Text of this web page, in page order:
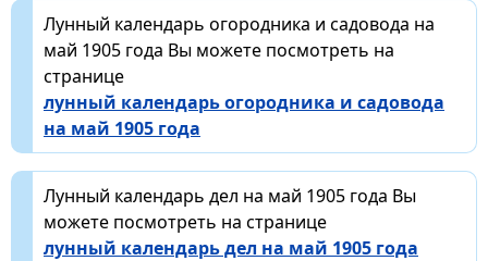
Лунный календарь огородника и садовода на
май 1905 года Вы можете посмотреть на
странице
лунный календарь огородника и садовода
на май 1905 года
Лунный календарь дел на май 1905 года Вы
можете посмотреть на странице
лунный календарь дел на май 1905 года